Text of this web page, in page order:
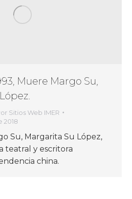
Muere Margo Su,
Sitios Web IMER
2018
Su, Margarita Su López,
teatral y escritora
china.